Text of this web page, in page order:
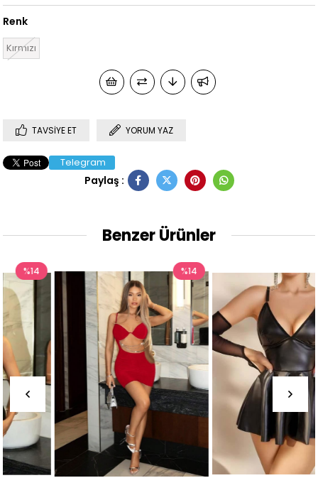
Renk
Kırmızı
TAVSIYE ET YORUM YAZ
Telegram
Paylaş :
Benzer Ürünler
%14 %14